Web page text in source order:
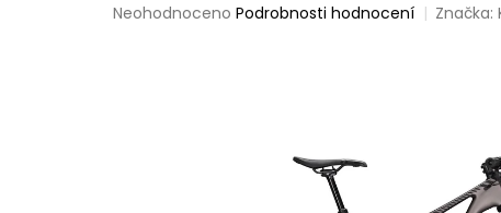
Průměrné
Neohodnoceno Podrobnosti hodnocení Značka: